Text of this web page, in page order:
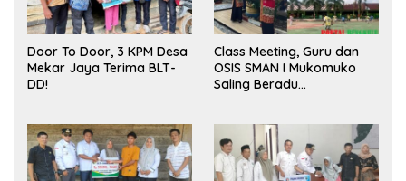
Door To Door, 3 KPM Desa
Mekar Jaya Terima BLT-
DD!
Class Meeting, Guru dan
OSIS SMAN I Mukomuko
Saling Beradu